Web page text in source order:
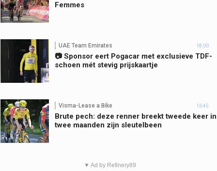
Femmes
UAE Team Emirates 18:00
📷 Sponsor eert Pogacar met exclusieve TDF-
schoen mét stevig prijskaartje
Visma-Lease a Bike 16:45
Brute pech: deze renner breekt tweede keer in
twee maanden zijn sleutelbeen
▼ Ad by Refinery89